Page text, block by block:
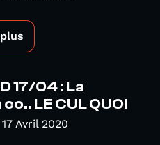
17/04 : La
LE CUL QUOI
Avril 2020